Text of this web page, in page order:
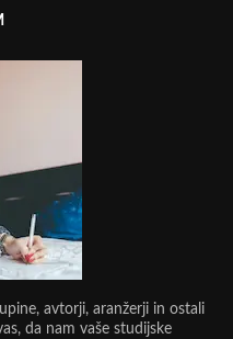
avtorji, aranžerji in ostali
da nam vaše studijske